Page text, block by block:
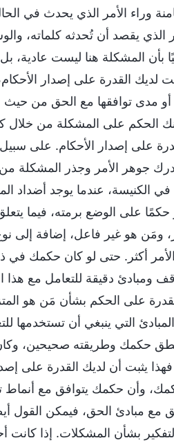
وراء الأمر الذي يحدث في
الذي يقصد أن تُحدثه كلماته،
المشكلة هنا ليست عادية،
لديك القدرة على إصدار
توافقها مع الحق من حيث
الحكم على المشكلة من خلال
على إصدار الأحكام. على
جوهر الأمر وجذر المشكلة
في الكنيسة، عندما يوجد
على الوضع برمته، فيما
ومَن هو غير فاعل، إضافة إلى
أكثر. حتى لو كان حكمك في
ومبادئ دقيقة للتعامل مع هذا
على الحكم بشأن مَن هو
التي ينبغي أن تستخدمها
حكمك وطريقته صحيحين،
يثبت أن لديك القدرة على
وأن حكمك يتوافق مع أنماط
مع مبادئ الحق، فيمكن القول
بشأن المشكلات. إذا كانت